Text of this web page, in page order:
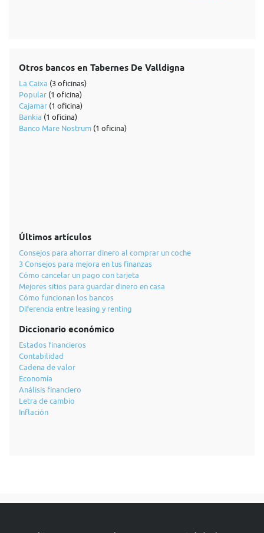
Otros bancos en Tabernes De Valldigna
La Caixa (3 oficinas)
Popular (1 oficina)
Cajamar (1 oficina)
Bankia (1 oficina)
Banco Mare Nostrum (1 oficina)
Últimos artículos
Consejos para ahorrar dinero al comprar un coche
3 Consejos para mejora en tus finanzas
Cómo cancelar un pago con tarjeta
Mejores sitios para guardar dinero en casa
Cómo funcionan los bancos
Diferencia entre leasing y renting
Diccionario económico
Estados financieros
Contabilidad
Cadena de valor
Economía
Análisis financiero
Letra de cambio
Inflación